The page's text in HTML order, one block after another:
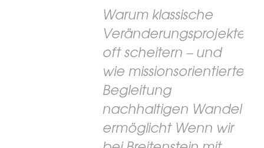
Warum klassische
Veränderungsprojekte
oft scheitern – und
wie missionsorientierte
Begleitung
nachhaltigen Wandel
ermöglicht Wenn wir